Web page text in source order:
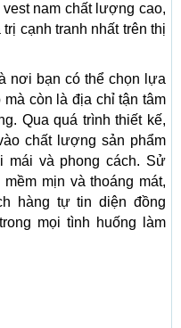
nam chất lượng cao,
cạnh tranh nhất trên thị
nơi bạn có thể chọn lựa
còn là địa chỉ tận tâm
Qua quá trình thiết kế,
chất lượng sản phẩm
mái và phong cách. Sử
mịn và thoáng mát,
hàng tự tin diện đồng
mọi tình huống làm